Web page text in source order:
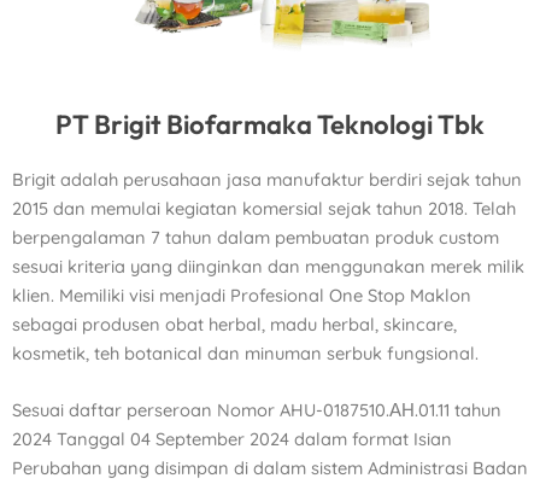
PT Brigit Biofarmaka Teknologi Tbk
Brigit adalah perusahaan jasa manufaktur berdiri sejak tahun
2015 dan memulai kegiatan komersial sejak tahun 2018. Telah
berpengalaman 7 tahun dalam pembuatan produk custom
sesuai kriteria yang diinginkan dan menggunakan merek milik
klien. Memiliki visi menjadi Profesional One Stop Maklon
sebagai produsen obat herbal, madu herbal, skincare,
kosmetik, teh botanical dan minuman serbuk fungsional.
Sesuai daftar perseroan Nomor AHU-0187510.ΑΗ.01.11 tahun
2024 Tanggal 04 September 2024 dalam format Isian
Perubahan yang disimpan di dalam sistem Administrasi Badan